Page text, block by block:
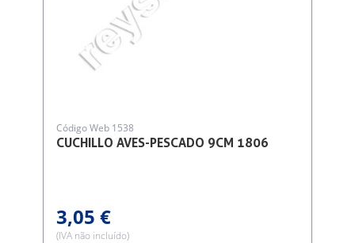
CUCHILLO AVES-PESCADO 9CM 1806
Código Web 1538
3,05 €
(IVA não incluído)